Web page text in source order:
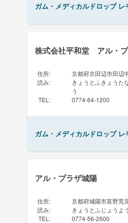
ガム・メディカルドロップ レ
株式会社平和堂 アル・
住所:
京都府京田辺市田辺
読み:
きょうとふきょうた
う
TEL : 0774-64-1200
ガム・メディカルドロップ レ
アル・プラザ城陽
住所:
京都府城陽市富野荒
読み:
きょうとふじょうよ
TEL : 0774-56-2600